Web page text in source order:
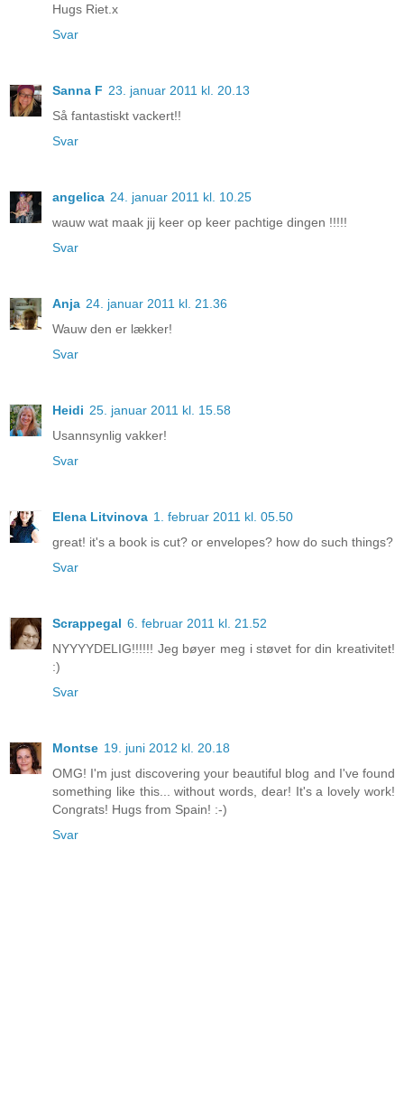
Hugs Riet.x
Svar
Sanna F 23. januar 2011 kl. 20.13
Så fantastiskt vackert!!
Svar
angelica 24. januar 2011 kl. 10.25
wauw wat maak jij keer op keer pachtige dingen !!!!!
Svar
Anja 24. januar 2011 kl. 21.36
Wauw den er lækker!
Svar
Heidi 25. januar 2011 kl. 15.58
Usannsynlig vakker!
Svar
Elena Litvinova 1. februar 2011 kl. 05.50
great! it's a book is cut? or envelopes? how do such things?
Svar
Scrappegal 6. februar 2011 kl. 21.52
NYYYYDELIG!!!!!! Jeg bøyer meg i støvet for din kreativitet!
:)
Svar
Montse 19. juni 2012 kl. 20.18
OMG! I'm just discovering your beautiful blog and I've found
something like this... without words, dear! It's a lovely work!
Congrats! Hugs from Spain! :-)
Svar